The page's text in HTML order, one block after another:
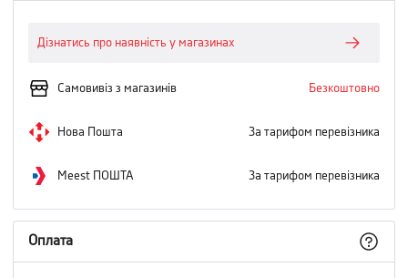
Дізнатись про наявність у магазинах
Самовивіз з магазинів Безкоштовно
Нова Пошта За тарифом перевізника
Meest ПОШТА За тарифом перевізника
Оплата